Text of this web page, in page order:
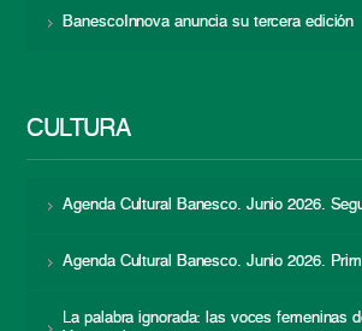
BanescoInnova anuncia su tercera edición
CULTURA
Agenda Cultural Banesco. Junio 2026.
Agenda Cultural Banesco. Junio 2026.
La palabra ignorada: las voces femeninas